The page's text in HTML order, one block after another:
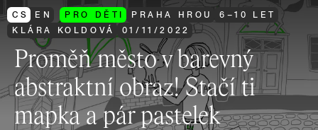
CS EN PRO DĚTI PRAHA HROU
6–10 LET
KLÁRA KOLDOVÁ
01/ 11 /2022
Proměň město v barevný
abstraktní obraz! Stačí ti
mapka a pár pastelek